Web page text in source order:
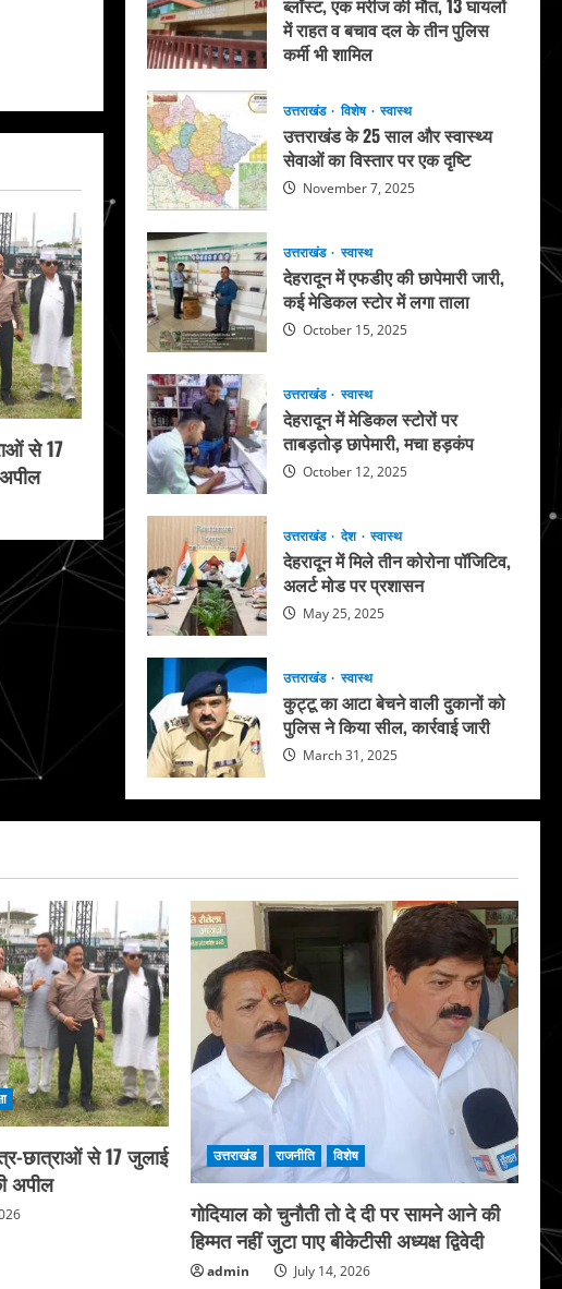
से 17
ब्लॉस्ट, एक मरीज की मौत, 13 घायलों
में राहत व बचाव दल के तीन पुलिस
कर्मी भी शामिल
उत्तराखंड
विशेष स्वास्थ
उत्तराखंड के 25 साल और स्वास्थ्य
सेवाओं का विस्तार पर एक दृष्टि
November 7, 2025
उत्तराखंड स्वास्थ
देहरादून में एफडीए की छापेमारी जारी,
कई मेडिकल स्टोर में लगा ताला
October 15, 2025
उत्तराखंड स्वास्थ
देहरादून में मेडिकल स्टोरों पर
ताबड़तोड़ छापेमारी, मचा हड़कंप
October 12, 2025
उत्तराखंड देश स्वास्थ
देहरादून में मिले तीन कोरोना पॉजिटिव,
अलर्ट मोड पर प्रशासन
May 25, 2025
उत्तराखंड स्वास्थ
कुट्टू का आटा बेचने वाली दुकानों को
पुलिस ने किया सील, कार्रवाई जारी
March 31, 2025
छात्राओं से 17 जुलाई
अपील
उत्तराखंड राजनीति विशेष
गोदियाल को चुनौती तो दे दी पर सामने आने की
हिम्मत नहीं जुटा पाए बीकेटीसी अध्यक्ष द्विवेदी
admin July 14, 2026